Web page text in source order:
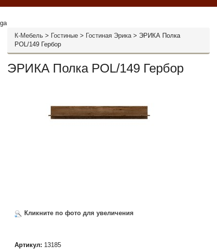
ga
К-Мебель > Гостиные > Гостиная Эрика> ЭРИКА Полка
POL/149 Гербор
ЭРИКА Полка POL/149 Гербор
Кликните по фото для увеличения
Артикул: 13185